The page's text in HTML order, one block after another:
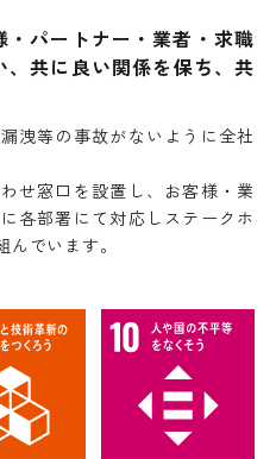
パートナー・業者・求職
共に良い関係を保ち、共
洩等の事故がないように全社
せ窓口を設置し、お客様・業
各部署にて対応しステークホ
でいます。